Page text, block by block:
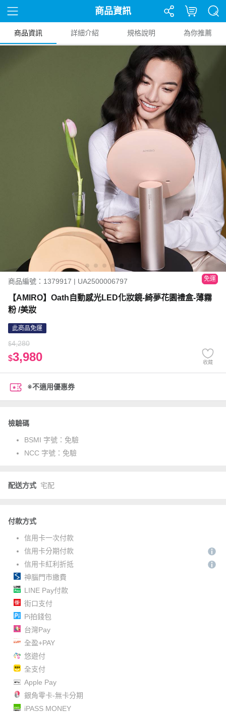
商品資訊
商品資訊 詳細介紹 規格說明 為你推薦
商品編號：1379917 | UA2500006797 免運
【AMIRO】Oath自動感光LED化妝鏡-綺夢花園禮盒-薄霧
粉 /美妝
此商品免運
$4,280
$3,980 收藏
※不適用優惠券
檢驗碼
BSMI 字號： 免驗
NCC 字號： 免驗
配送方式 宅配
付款方式
信用卡一次付款
信用卡分期付款
信用卡紅利折抵
神腦門市繳費
LINE Pay付款
街口支付
Pi拍錢包
台灣Pay
全盈+PAY
悠遊付
全支付
Apple Pay
銀角零卡-無卡分期
iPASS MONEY